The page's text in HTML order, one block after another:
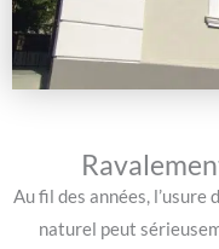
Au fil des années,
naturel peut